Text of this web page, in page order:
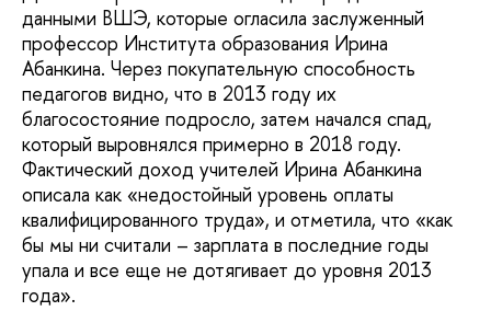
данными ВШЭ, которые огласила заслуженный
профессор Института образования Ирина
Абанкина. Через покупательную способность
педагогов видно, что в 2013 году их
благосостояние подросло, затем начался спад,
который выровнялся примерно в 2018 году.
Фактический доход учителей Ирина Абанкина
описала как «недостойный уровень оплаты
квалифицированного труда», и отметила, что «как
бы мы ни считали – зарплата в последние годы
упала и все еще не дотягивает до уровня 2013
года».